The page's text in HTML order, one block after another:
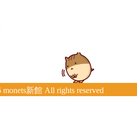
新館 All rights reserved